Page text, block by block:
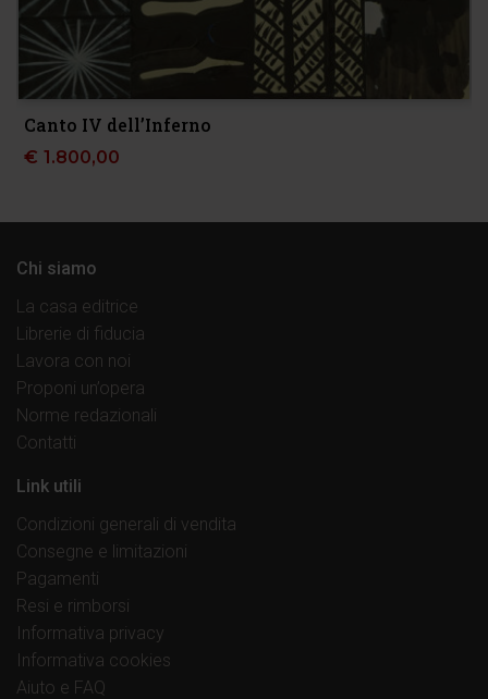
Canto IV dell’Inferno
€ 1.800,00
Chi siamo
La casa editrice
Librerie di fiducia
Lavora con noi
Proponi un’opera
Norme redazionali
Contatti
Link utili
Condizioni generali di vendita
Consegne e limitazioni
Pagamenti
Resi e rimborsi
Informativa privacy
Informativa cookies
Aiuto e FAQ